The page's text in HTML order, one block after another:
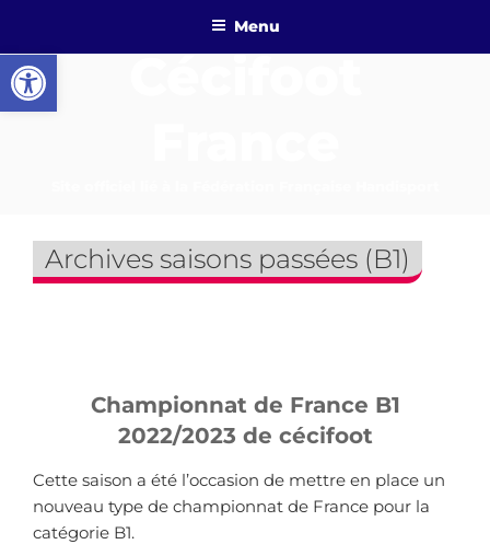
contenu
principal
Menu
Archives saisons passées (B1)
Championnat de France B1
2022/2023 de cécifoot
Cette saison a été l’occasion de mettre en place un
nouveau type de championnat de France pour la
catégorie B1.
Ouvrir la barre d’outils